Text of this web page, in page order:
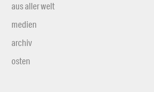
aus aller welt
medien
archiv
osten